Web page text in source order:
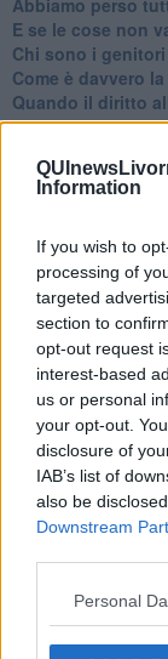
Information
If you wish to
processing of
targeted
section to
opt-out request
interest-based
us or personal
your opt-out.
disclosure of
IAB’s list of
also be
Downstream
Personal
E se le cose non
​Chi sono i
Come è davvero
Quando il diritto
​L’importanza
​Il pensiero
​Consigli di lettura
​Differenze tra
L’invisibile fatica
Vacanze a km zero
​Buone Vacan(si)e!
​Il lato positivo
​Storie antiche di
​Quello che alle
Adultescenza
Homo imbecillis
​4 anni di Blog
Quando il
​Il passato,
​Clima ballerino e
La maternità
Non hanno un